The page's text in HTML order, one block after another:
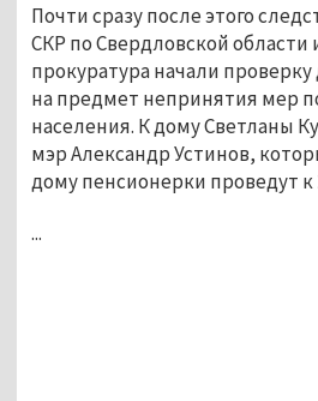
Почти сразу после этого
СКР по Свердловской области
прокуратура начали
на предмет непринятия мер
населения. К дому Светланы
мэр Александр Устинов,
дому пенсионерки проведут к
...